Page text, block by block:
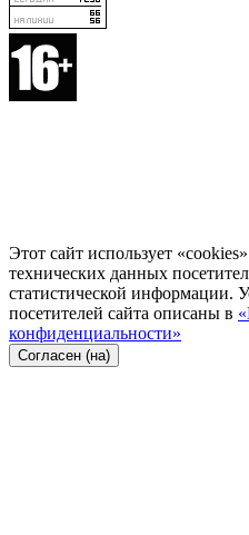
Этот сайт использует
технических данных
статистической информации.
посетителей сайта описаны в
конфиденциальности»
Согласен (на)